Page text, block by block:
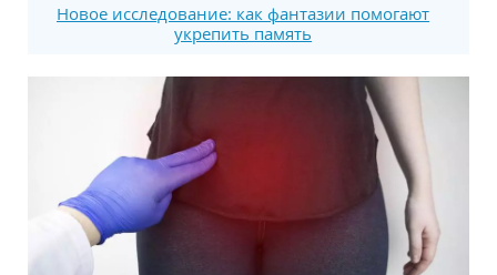
Новое исследование: как фантазии помогают
укрепить память